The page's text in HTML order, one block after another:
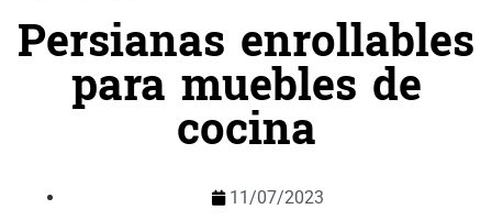
Persianas enrollables
para muebles de
cocina
11/07/2023